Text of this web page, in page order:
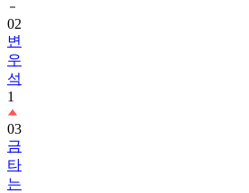
02
변
우
석
1
03
금
타
는